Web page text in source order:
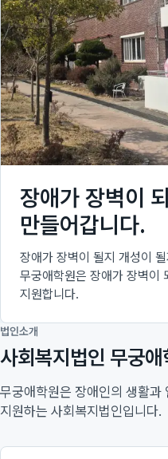
장애가 장벽이
만들어갑니다.
장애가 장벽이 될지 개성이
무궁애학원은 장애가 장벽이
지원합니다.
법인소개
사회복지법인 무궁
무궁애학원은 장애인의 생활과
지원하는 사회복지법인입니다.